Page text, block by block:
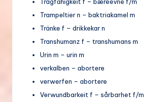
Trampeltier n – baktriakamel m
Tränke f – drikkekar n
Transhumanz f – transhumans m
Urin m – urin m
verkalben – abortere
verwerfen – abortere
Verwundbarkeit f – sårbarhet f/m